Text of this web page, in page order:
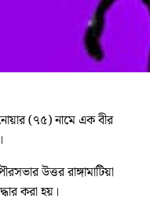
(৭৫) নামে এক বীর
উত্তর রাঙ্গামাটিয়া
করা হয়।